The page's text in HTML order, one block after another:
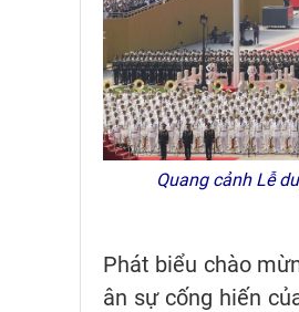
Quang cảnh Lễ
Phát biểu chào
ân sự cống hiến